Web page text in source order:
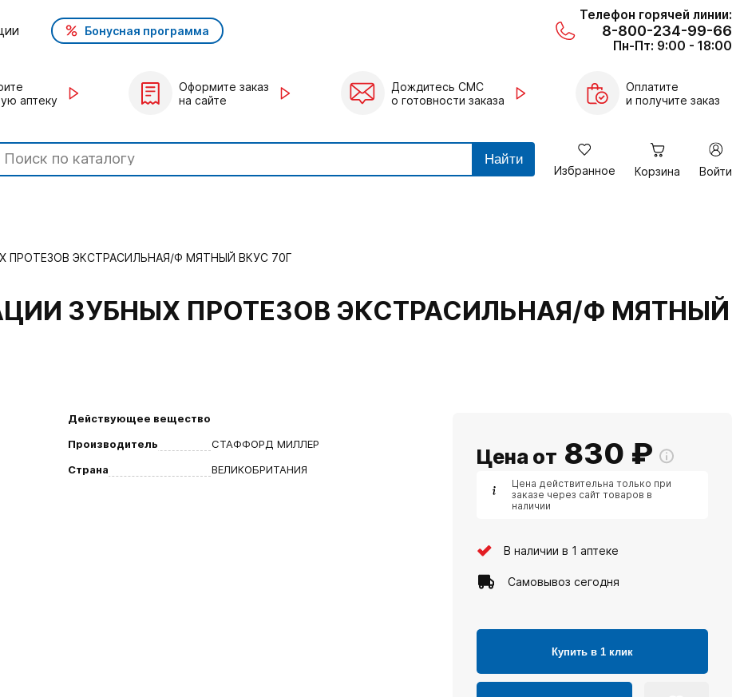
Бонусная программа
Телефон горячей линии:
8-800-234-99-66
Пн-Пт: 9:00 - 18:00
аптеку
Оформите заказ
на сайте
Дождитесь СМС
о готовности заказа
Оплатите
и получите заказ
Найти
Избранное Корзина Войти
ПРОТЕЗОВ ЭКСТРАСИЛЬНАЯ/Ф МЯТНЫЙ ВКУС 70Г
ЗУБНЫХ ПРОТЕЗОВ ЭКСТРАСИЛЬНАЯ/Ф МЯТНЫЙ
Действующее вещество
Производитель
СТАФФОРД МИЛЛЕР
Страна
ВЕЛИКОБРИТАНИЯ
Цена от 830 ₽
Цена действительна только при
заказе через сайт товаров в
наличии
В наличии в 1 аптеке
Самовывоз сегодня
Купить в 1 клик